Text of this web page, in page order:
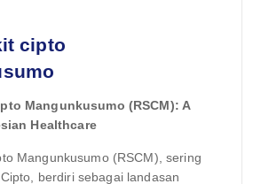
cipto
Mangunkusumo (RSCM): A
Healthcare
Mangunkusumo (RSCM), sering
berdiri sebagai landasan